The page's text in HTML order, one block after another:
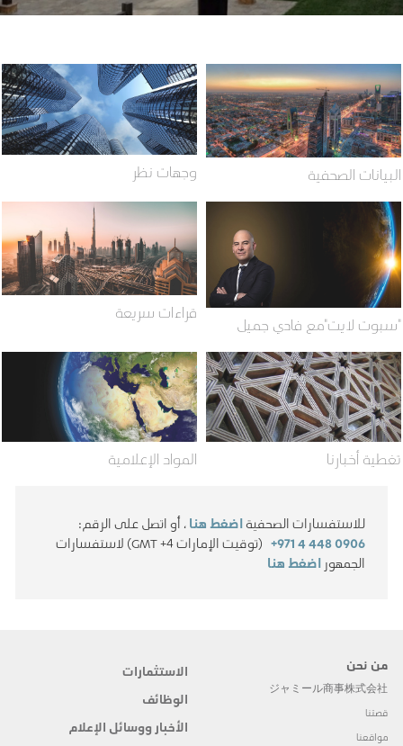
البيانات الصحفية وجهات نظر
"سبوت لايت"مع فادي جميل
قراءات سريعة
تغطية أخبارنا المواد الإعلامية
للاستفسارات الصحفيةاضغط هنا، أو اتصل على الرقم:
+971 4 448 0906
(توقيت الإمارات GMT +4) لاستفسارات
الجمهور اضغط هنا
من نحن
ジャミール商事株式会社
قصتنا
مواقعنا
الاستثمارات
الوظائف
الأخبار ووسائل الإعلام